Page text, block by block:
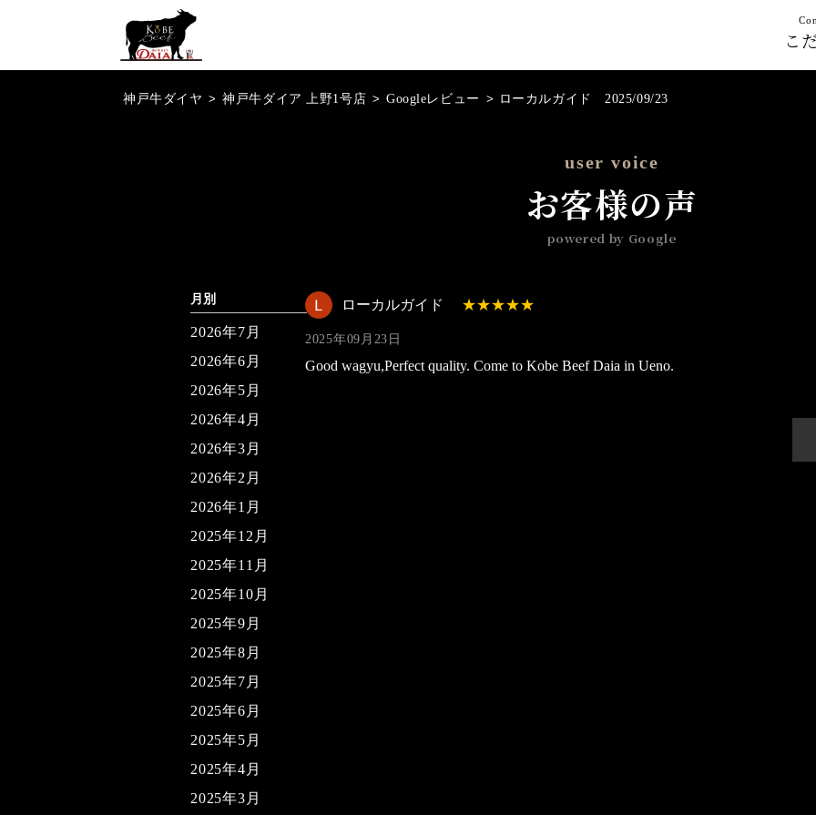
こ
神戸牛ダイヤ > 神戸牛ダイア 上野1号店 > Googleレビュー > ローカルガイド 2025/09/23
user voice
お客様の声
powered by Google
ローカルガイド
2025年09月23日
Good wagyu,Perfect quality. Come to Kobe Beef Daia in Ueno.
月別
2026年7月
2026年6月
2026年5月
2026年4月
2026年3月
2026年2月
2026年1月
2025年12月
2025年11月
2025年10月
2025年9月
2025年8月
2025年7月
2025年6月
2025年5月
2025年4月
2025年3月